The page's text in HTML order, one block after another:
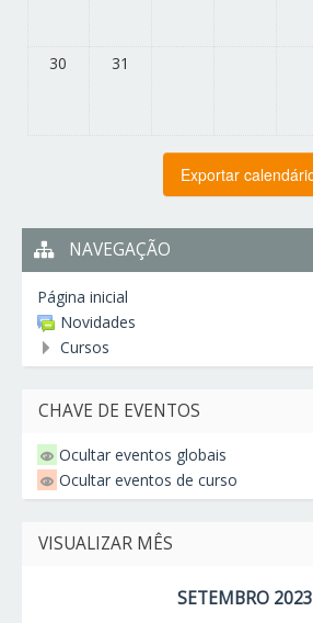
30 31
NAVEGAÇÃO
Página inicial
Novidades
Cursos
CHAVE DE EVENTOS
Ocultar eventos globais
Ocultar eventos de curso
VISUALIZAR MÊS
SETEMBRO 2023